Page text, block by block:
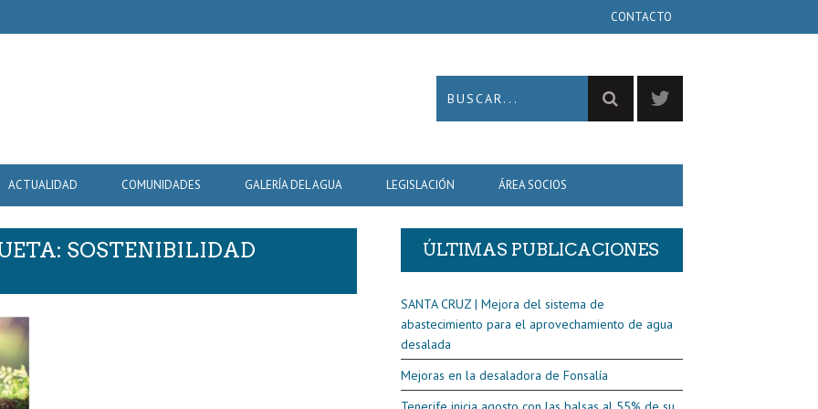
CONTACTO
ACTUALIDAD COMUNIDADES GALERÍA DEL AGUA LEGISLACIÓN ÁREA SOCIOS
SOSTENIBILIDAD
ÚLTIMAS PUBLICACIONES
SANTA CRUZ | Mejora del sistema de
abastecimiento para el aprovechamiento de agua
desalada
Mejoras en la desaladora de Fonsalía